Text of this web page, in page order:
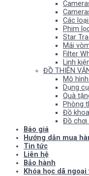
Các
Phim
Star
Mái
Filter
Linh
ĐỒ THIÊN
Mô
Dụng
Quà
Phòng
Đồ
Đồ chơi
Báo giá
Hướng dẫn mua
Tin tức
Liên hệ
Bảo hành
Khóa học dã